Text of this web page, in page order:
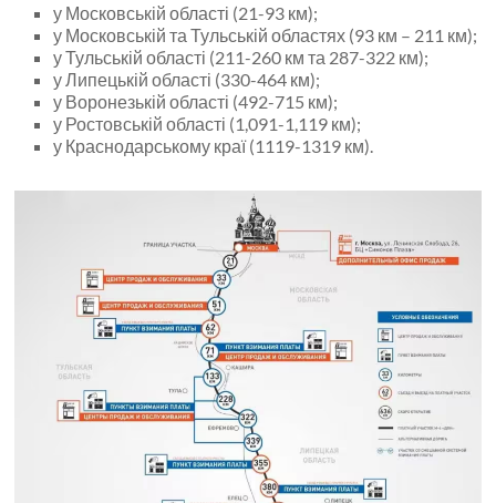
у Московській області (21-93 км);
у Московській та Тульській областях (93 км – 211 км);
у Тульській області (211-260 км та 287-322 км);
у Липецькій області (330-464 км);
у Воронезькій області (492-715 км);
у Ростовській області (1,091-1,119 км);
у Краснодарському краї (1119-1319 км).